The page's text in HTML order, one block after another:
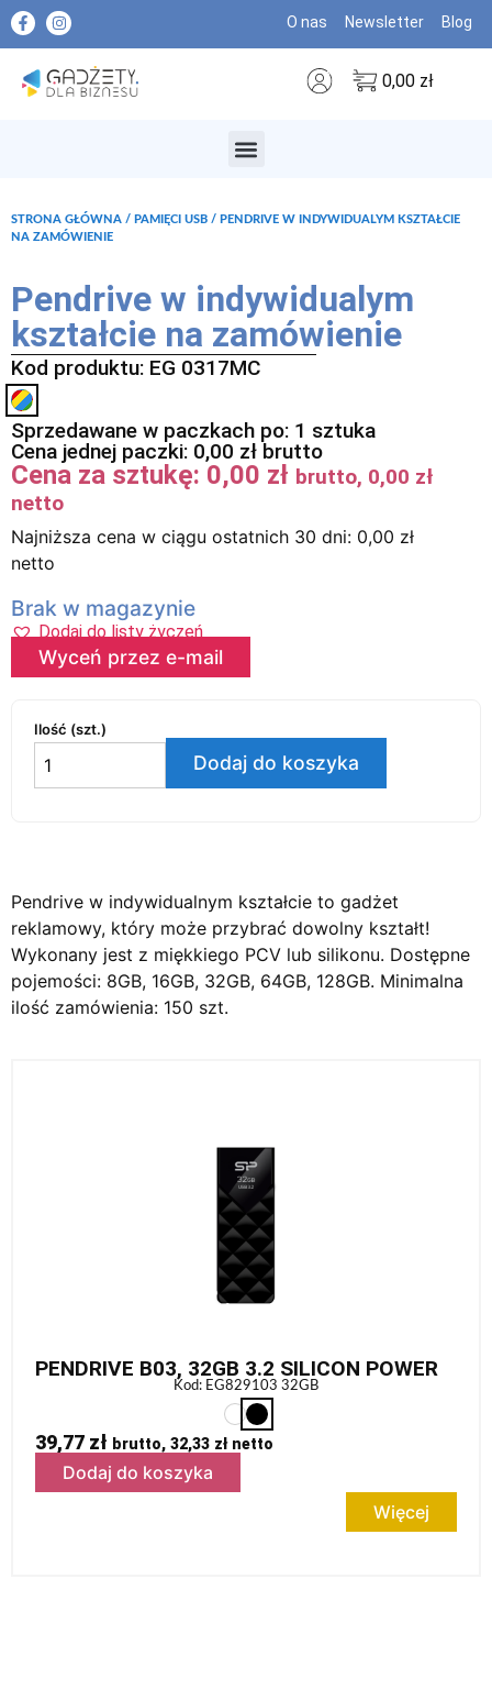
O nas Newsletter Blog
0,00 zł
STRONA GŁÓWNA / PAMIĘCI USB / PENDRIVE W INDYWIDUALYM KSZTAŁCIE
NA ZAMÓWIENIE
Pendrive w indywidualym
kształcie na zamówienie
Kod produktu: EG 0317MC
Sprzedawane w paczkach po: 1 sztuka
Cena jednej paczki: 0,00 zł brutto
Cena za sztukę: 0,00 zł brutto, 0,00 zł
netto
Najniższa cena w ciągu ostatnich 30 dni: 0,00 zł
netto
Brak w magazynie
Dodaj do listy życzeń
Wyceń przez e-mail
Ilość (szt.)
Dodaj do koszyka
Pendrive w indywidualnym kształcie to gadżet
reklamowy, który może przybrać dowolny kształt!
Wykonany jest z miękkiego PCV lub silikonu. Dostępne
pojemości: 8GB, 16GB, 32GB, 64GB, 128GB. Minimalna
ilość zamówienia: 150 szt.
PENDRIVE B03, 32GB 3.2 SILICON POWER
Kod: EG829103 32GB
39,77 zł brutto, 32,33 złnetto
Dodaj do koszyka
Więcej